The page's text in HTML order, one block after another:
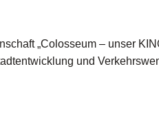
„Colosseum – unser
und